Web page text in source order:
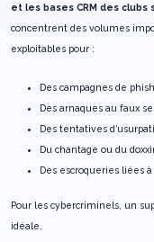
et les bases CRM des
concentrent des volumes
exploitables pour :
Des campagnes de
Des arnaques au faux
Des tentatives
Du chantage ou du
Des escroqueries liées
Pour les cybercriminels, un
idéale.